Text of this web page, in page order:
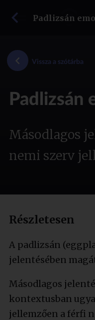
Padlizsán
Vissza a szótárba
Padlizsán
Másodlagos
nemi szerv
Részletesen
A padlizsán
jelentésében
Másodlagos
kontextusban
jellemzően a férfi